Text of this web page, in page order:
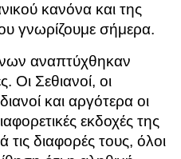
κανόνα και της
γνωρίζουμε σήμερα.
αναπτύχθηκαν
Οι Σεθιανοί, οι
και αργότερα οι
εκδοχές της
τις διαφορές τους, όλοι